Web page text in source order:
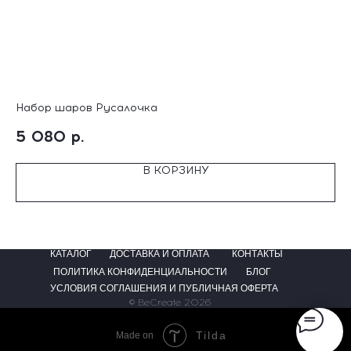
Набор шаров Русалочка
5 080 р.
В КОРЗИНУ
КАТАЛОГ
© BeCreate 2026
ДОСТАВКА И ОПЛАТА
КОНТАКТЫ
ПОЛИТИКА КОНФИДЕНЦИАЛЬНОСТИ
БЛОГ
УСЛОВИЯ СОГЛАШЕНИЯ И ПУБЛИЧНАЯ ОФЕРТА
Made on Tilda